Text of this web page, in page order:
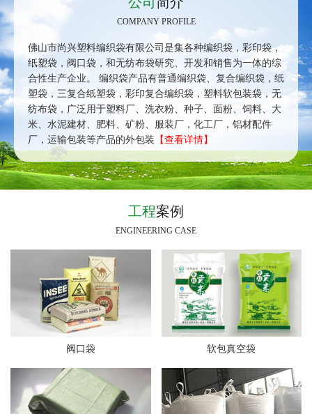
COMPANY PROFILE
佛山市尚兴塑料编织袋有限公司是集各种编织袋，彩印袋，
纸塑袋，阀口袋，和无纺布袋研究、开发和销售为一体的综
合性生产企业。 编织袋产品有普通编织袋、复合编织袋，纸
塑袋，三复合纸塑袋，彩印复合编织袋，塑料软包装袋，无
纺布袋，广泛用于塑料厂、洗衣粉、种子、面粉、饲料、大
米、水泥建材、肥料、矿粉、服装厂，化工厂，铝材配件
厂，运输包装等产品的外包装 【查看详情】
工程案例
ENGINEERING CASE
阀口袋 软包真空袋